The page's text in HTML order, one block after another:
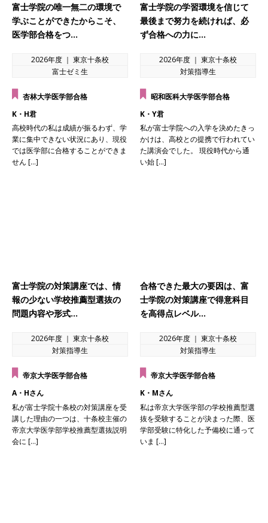
富士学院の唯一無二の環境で
学ぶことができたからこそ、
医学部合格をつ…
2026年度 ｜ 東京十条校
富士ゼミ生
杏林大学医学部合格
K・H君
高校時代の私は成績が振るわず、学
業に集中できない状況にあり、現役
では医学部に合格することができま
せん […]
富士学院の学習環境を信じて
最後まで努力を続ければ、必
ず合格への力に…
2026年度 ｜ 東京十条校
対策指導生
昭和医科大学医学部合格
K・Y君
私が富士学院への入学を決めたきっ
かけは、高校との提携で行われてい
た講演会でした。 現役時代から通
い始 […]
富士学院の対策講座では、情
報の少ない学校推薦型選抜の
問題内容や形式…
2026年度 ｜ 東京十条校
対策指導生
帝京大学医学部合格
A・Hさん
私が富士学院十条校の対策講座を受
講した理由の一つは、十条校主催の
帝京大学医学部学校推薦型選抜説明
会に […]
合格できた最大の要因は、富
士学院の対策講座で得意科目
を高得点レベル…
2026年度 ｜ 東京十条校
対策指導生
帝京大学医学部合格
K・Mさん
私は帝京大学医学部の学校推薦型選
抜を受験することが決まった際、医
学部受験に特化した予備校に通って
いま […]